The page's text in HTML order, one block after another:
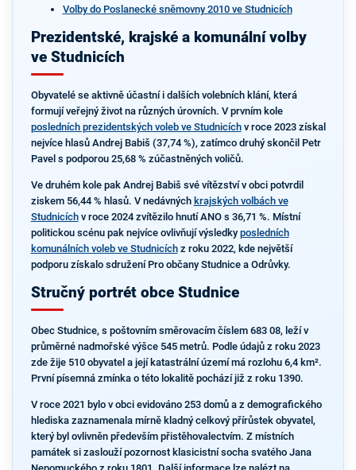
Volby do Poslanecké sněmovny 2010 ve Studnicích
Prezidentské, krajské a komunální volby
ve Studnicích
Obyvatelé se aktivně účastní i dalších volebních klání, která
formují veřejný život na různých úrovních. V prvním kole
posledních prezidentských voleb ve Studnicíchv roce 2023 získal
nejvíce hlasů Andrej Babiš (37,74 %), zatímco druhý skončil Petr
Pavel s podporou 25,68 % zúčastněných voličů.
Ve druhém kole pak Andrej Babiš své vítězství v obci potvrdil
ziskem 56,44 % hlasů. V nedávných krajských volbách ve
Studnicíchv roce 2024 zvítězilo hnutí ANO s 36,71 %. Místní
politickou scénu pak nejvíce ovlivňují výsledky posledních
komunálních voleb ve Studnicíchz roku 2022, kde největší
podporu získalo sdružení Pro občany Studnice a Odrůvky.
Stručný portrét obce Studnice
Obec Studnice, s poštovním směrovacím číslem 683 08, leží v
průměrné nadmořské výšce 545 metrů. Podle údajů z roku 2023
zde žije 510 obyvatel a její katastrální území má rozlohu 6,4 km².
První písemná zmínka o této lokalitě pochází již z roku 1390.
V roce 2021 bylo v obci evidováno 253 domů a z demografického
hlediska zaznamenala mírně kladný celkový přírůstek obyvatel,
který byl ovlivněn především přistěhovalectvím. Z místních
památek si zaslouží pozornost klasicistní socha svatého Jana